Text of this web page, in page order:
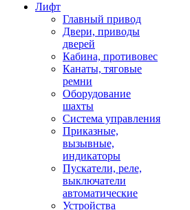
Лифт
Главный привод
Двери, приводы
дверей
Кабина, противовес
Канаты, тяговые
ремни
Оборудование
шахты
Система управления
Приказные,
вызывные,
индикаторы
Пускатели, реле,
выключатели
автоматические
Устройства